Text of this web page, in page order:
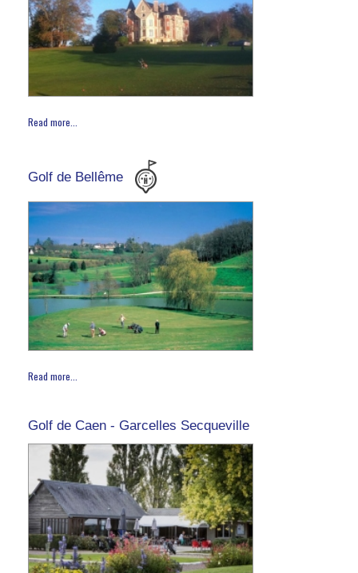
Read more...
Golf de Bellême
Read more...
Golf de Caen - Garcelles Secqueville